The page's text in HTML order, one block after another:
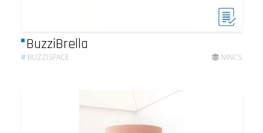
BuzziBrella
# BUZZISPACE NINCS